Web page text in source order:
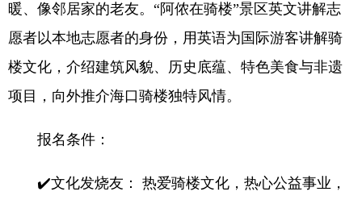
暖、像邻居家的老友。“阿侬在骑楼”景区英文讲解志
愿者以本地志愿者的身份，用英语为国际游客讲解骑
楼文化，介绍建筑风貌、历史底蕴、特色美食与非遗
项目，向外推介海口骑楼独特风情。
报名条件：
✔️文化发烧友： 热爱骑楼文化，热心公益事业，